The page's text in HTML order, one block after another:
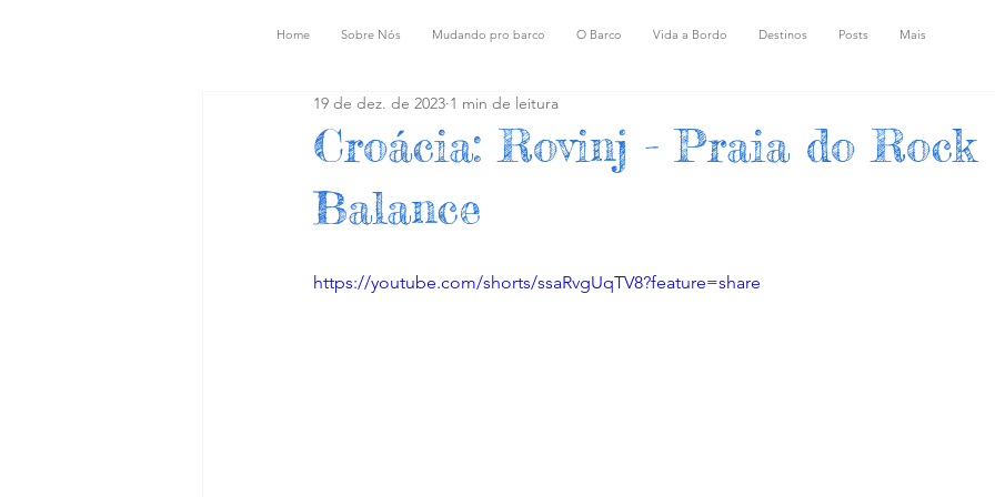
Home Sobre Nós Mudando pro barco O Barco Vida a Bordo Destinos Posts Mais
Croácia: Rovinj - Praia do Rock
Balance
19 de dez. de 2023 1 min de leitura
https://youtube.com/shorts/ssaRvgUqTV8?feature=share